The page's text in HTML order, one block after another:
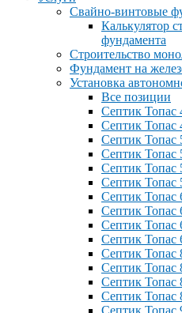
Свайно-винтовые
Калькулятор
фундамента
Строительство
Фундамент на
Установка
Все позиции
Септик Топас
Септик Топас
Септик Топас
Септик Топас
Септик
Септик
Септик Топас
Септик Топас
Септик
Септик
Септик Топас
Септик Топас
Септик
Септик
Септик Топас